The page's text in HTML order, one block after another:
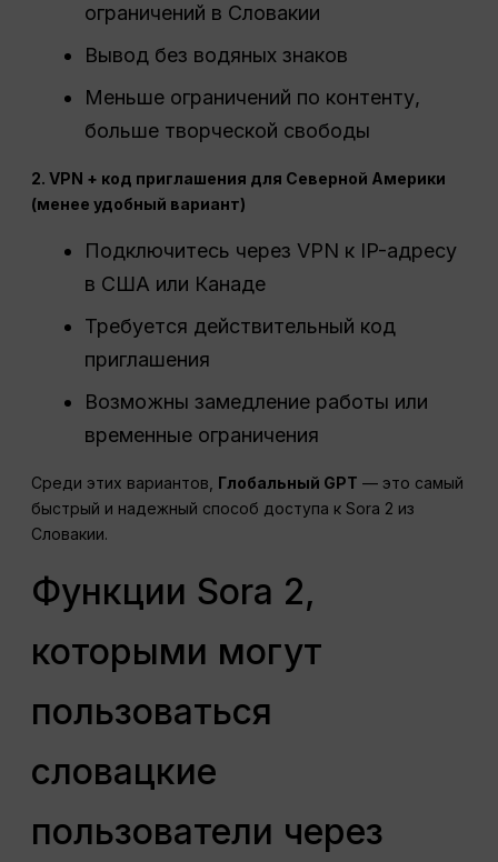
ограничений в Словакии
Вывод без водяных знаков
Меньше ограничений по контенту,
больше творческой свободы
2. VPN + код приглашения для Северной Америки
(менее удобный вариант)
Подключитесь через VPN к IP-адресу
в США или Канаде
Требуется действительный код
приглашения
Возможны замедление работы или
временные ограничения
Среди этих вариантов, Глобальный GPT — это самый
быстрый и надежный способ доступа к Sora 2 из
Словакии.
Функции Sora 2,
которыми могут
пользоваться
словацкие
пользователи через